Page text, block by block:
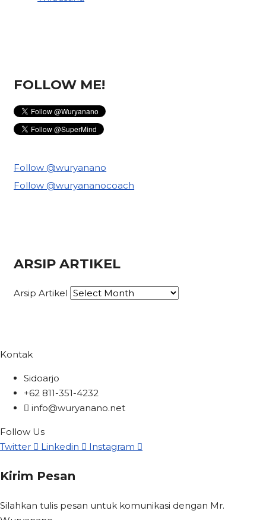
FOLLOW ME!
Follow @wuryanano
Follow @wuryananocoach
ARSIP ARTIKEL
Arsip Artikel
Kontak
Sidoarjo
+62 811-351-4232
info@wuryanano.net
Follow Us
Twitter
Linkedin Instagram
Kirim Pesan
Silahkan tulis pesan untuk komunikasi dengan Mr.